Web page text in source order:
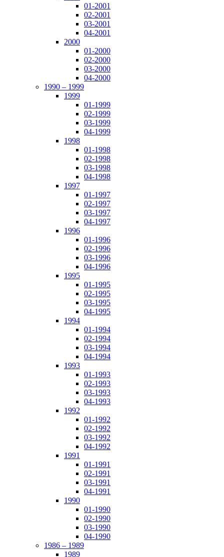
01-2001
02-2001
03-2001
04-2001
2000
01-2000
02-2000
03-2000
04-2000
1990 – 1999
1999
01-1999
02-1999
03-1999
04-1999
1998
01-1998
02-1998
03-1998
04-1998
1997
01-1997
02-1997
03-1997
04-1997
1996
01-1996
02-1996
03-1996
04-1996
1995
01-1995
02-1995
03-1995
04-1995
1994
01-1994
02-1994
03-1994
04-1994
1993
01-1993
02-1993
03-1993
04-1993
1992
01-1992
02-1992
03-1992
04-1992
1991
01-1991
02-1991
03-1991
04-1991
1990
01-1990
02-1990
03-1990
04-1990
1986 – 1989
1989